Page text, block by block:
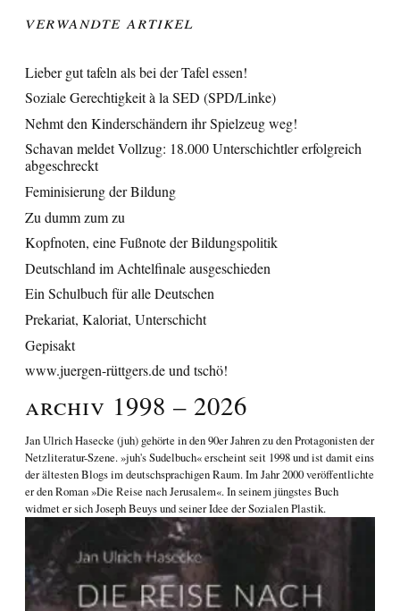
Verwandte Artikel
Lieber gut tafeln als bei der Tafel essen!
Soziale Gerechtigkeit à la SED (SPD/Linke)
Nehmt den Kinderschändern ihr Spielzeug weg!
Schavan meldet Vollzug: 18.000 Unterschichtler erfolgreich
abgeschreckt
Feminisierung der Bildung
Zu dumm zum zu
Kopfnoten, eine Fußnote der Bildungspolitik
Deutschland im Achtelfinale ausgeschieden
Ein Schulbuch für alle Deutschen
Prekariat, Kaloriat, Unterschicht
Gepisakt
www.juergen-rüttgers.de und tschö!
Archiv 1998 – 2026
Jan Ulrich Hasecke (juh) gehörte in den 90er Jahren zu den Protagonisten der
Netzliteratur-Szene. »juh's Sudelbuch« erscheint seit 1998 und ist damit eins
der ältesten Blogs im deutschsprachigen Raum. Im Jahr 2000 veröffentlichte
er den Roman»Die Reise nach Jerusalem«. In seinem jüngstes Buch
widmet er sichJoseph Beuys und seiner Idee der Sozialen Plastik.